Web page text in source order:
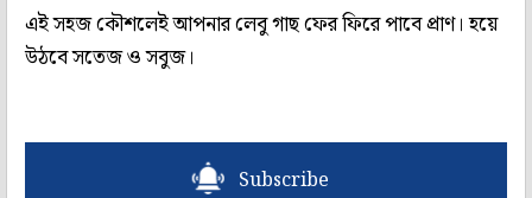
এই সহজ কৌশলেই আপনার লেবু গাছ ফের ফিরে পাবে প্রাণ। হয়ে
উঠবে সতেজ ও সবুজ।
Subscribe